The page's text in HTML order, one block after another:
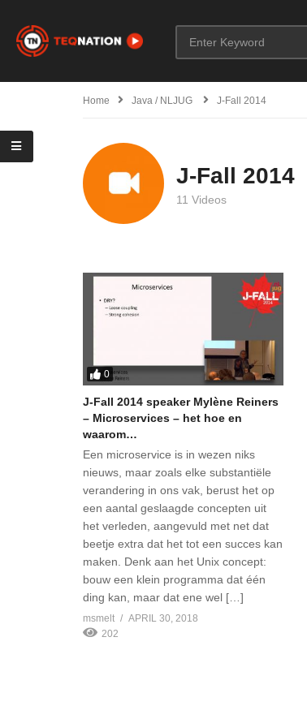
Home Java / NLJUG J-Fall 2014
J-Fall 2014
11 Videos
0
J-Fall 2014 speaker Mylène Reiners
– Microservices – het hoe en
waarom…
Een microservice is in wezen niks
nieuws, maar zoals elke substantiële
verandering in ons vak, berust het op
een aantal geslaagde concepten uit
het verleden, aangevuld met net dat
beetje extra dat het tot een succes kan
maken. Denk aan het Unix concept:
bouw een klein programma dat één
ding kan, maar dat ene wel […]
msmelt
APRIL 30, 2018
202